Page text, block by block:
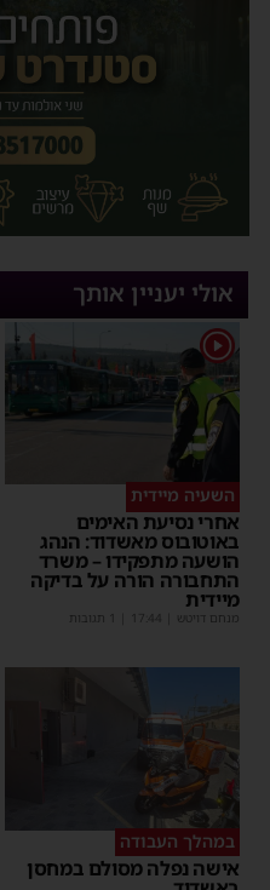
אולי יעניין אותך
1
השעיה מיידית
אחרי נסיעת האימים
באוטובוס מאשדוד: הנהג
הושעה מתפקידו – משרד
התחבורה הורה על בדיקה
מיידית
מנחם דויטש 17:44
במהלך העבודה
אישה נפלה מסולם במחסן